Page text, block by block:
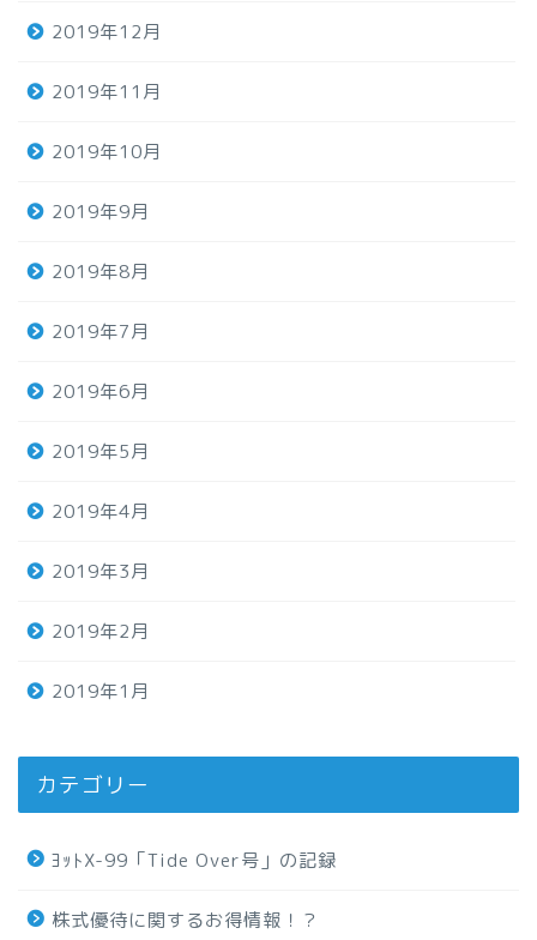
2019年12月
2019年11月
2019年10月
2019年9月
2019年8月
2019年7月
2019年6月
2019年5月
2019年4月
2019年3月
2019年2月
2019年1月
カテゴリー
ﾖｯﾄX-99「Tide Over号」の記録
株式優待に関するお得情報！？